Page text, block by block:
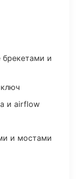
брекетами и
и airflow
и мостами